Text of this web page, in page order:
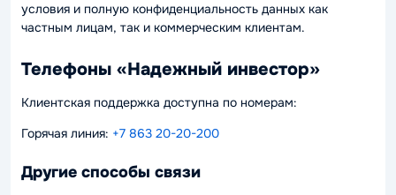
условия и полную конфиденциальность данных как
частным лицам, так и коммерческим клиентам.
Телефоны «Надежный инвестор»
Клиентская поддержка доступна по номерам:
Горячая линия: +7 863 20-20-200
Другие способы связи